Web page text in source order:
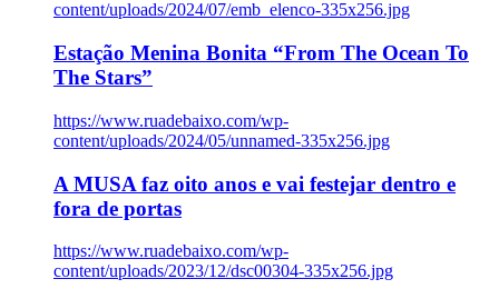
content/uploads/2024/07/emb_elenco-335x256.jpg
Estação Menina Bonita “From The Ocean To
The Stars”
https://www.ruadebaixo.com/wp-
content/uploads/2024/05/unnamed-335x256.jpg
A MUSA faz oito anos e vai festejar dentro e
fora de portas
https://www.ruadebaixo.com/wp-
content/uploads/2023/12/dsc00304-335x256.jpg